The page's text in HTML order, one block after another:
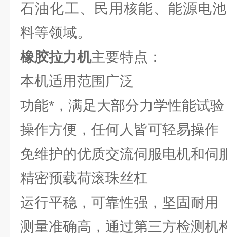
石油化工、民用核能、能源电
料等领域。
橡胶拉力机主要特点：
本机适用范围广泛
功能*，满足大部分力学性能试验
操作方便，任何人皆可轻易操作
免维护的优质交流伺服电机和伺
精密预载荷滚珠丝杠
运行平稳，可靠性强，坚固耐用
测量准确高，通过第三方检测机